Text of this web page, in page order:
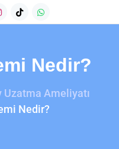
Nedir?
Uzatma Ameliyatı
Nedir?